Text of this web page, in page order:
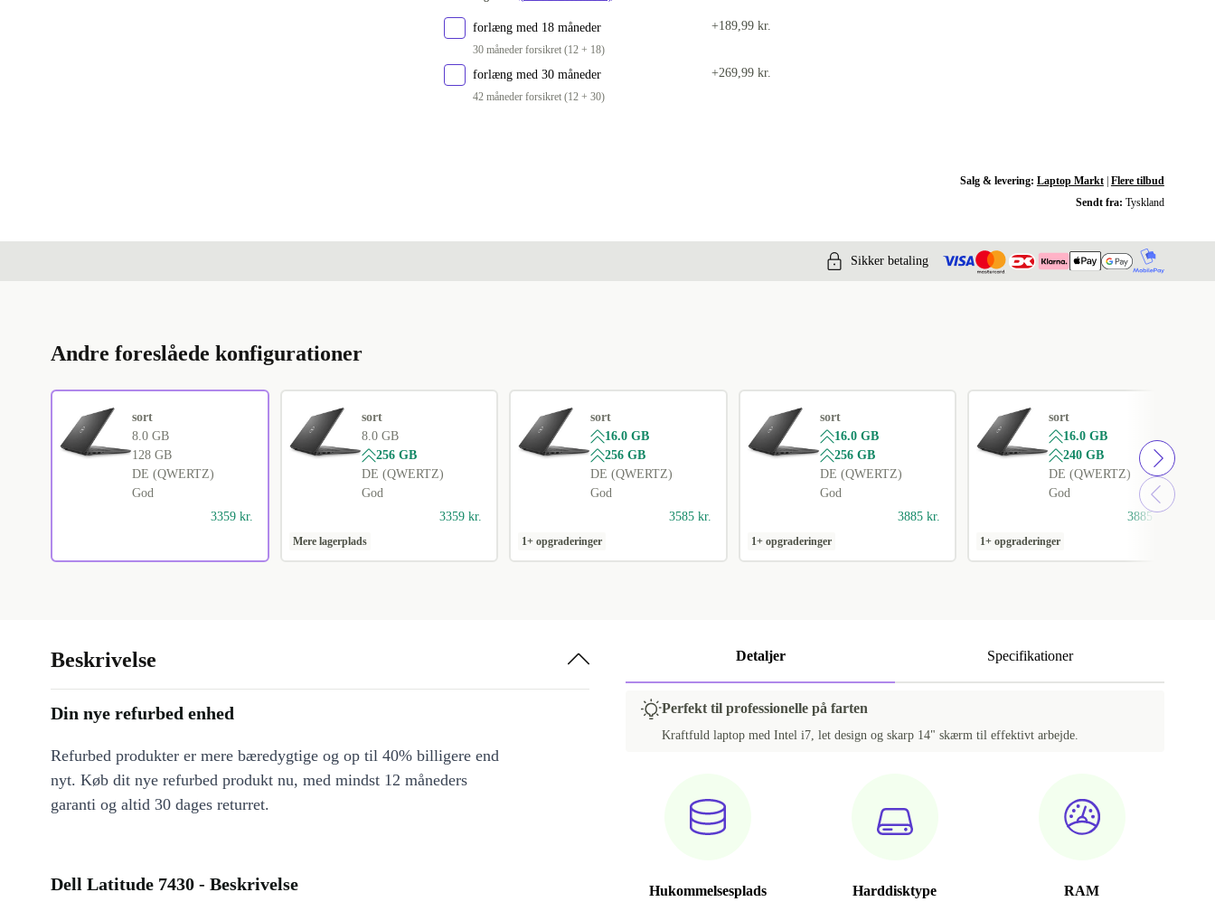
forlæng med 18 måneder
30 måneder forsikret (12 + 18)
+189,99 kr.
forlæng med 30 måneder
42 måneder forsikret (12 + 30)
+269,99 kr.
Salg & levering: Laptop Markt| Flere tilbud
Sendt fra: Tyskland
Sikker betaling
Andre foreslåede konfigurationer
sort
8.0 GB
128 GB
DE (QWERTZ)
God
3359 kr.
sort
8.0 GB
256 GB
DE (QWERTZ)
God
3359 kr.
Mere lagerplads
sort
16.0 GB
256 GB
DE (QWERTZ)
God
3585 kr.
1+ opgraderinger
sort
16.0 GB
256 GB
DE (QWERTZ)
God
3885 kr.
1+ opgraderinger
sort
16.0 GB
240 GB
DE (QWERTZ)
God
3885 kr.
1+ opgraderinger
Detaljer Specifikationer
Perfekt til professionelle på farten
Kraftfuld laptop med Intel i7, let design og skarp 14" skærm til effektivt arbejde.
Hukommelsesplads
Harddisktype
RAM
Beskrivelse
Din nye refurbed enhed
Refurbed produkter er mere bæredygtige og op til 40% billigere end
nyt. Køb dit nye refurbed produkt nu, med mindst 12 måneders
garanti og altid 30 dages returret.
Dell Latitude 7430 - Beskrivelse